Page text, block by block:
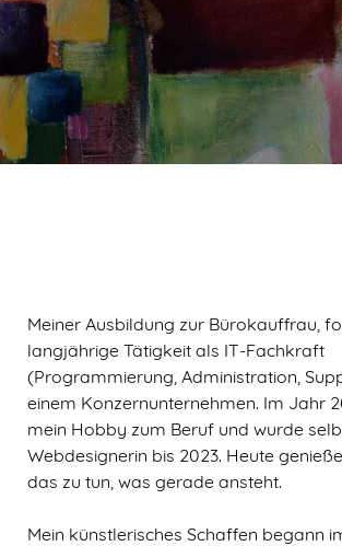
Meiner Ausbildung zur Bürokauffrau,
langjährige Tätigkeit als IT-Fachkraft
(Programmierung, Administration,
einem Konzernunternehmen. Im Jahr
mein Hobby zum Beruf und wurde
Webdesignerin bis 2023. Heute
das zu tun, was gerade ansteht.
Mein künstlerisches Schaffen begann